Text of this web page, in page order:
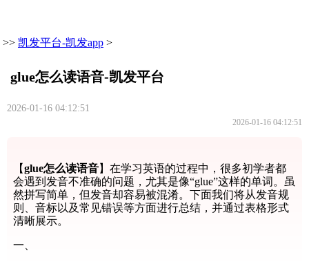
>> 凯发平台-凯发app >
glue怎么读语音-凯发平台
2026-01-16 04:12:51
2026-01-16 04:12:51
【glue怎么读语音】在学习英语的过程中，很多初学者都
会遇到发音不准确的问题，尤其是像“glue”这样的单词。虽
然拼写简单，但发音却容易被混淆。下面我们将从发音规
则、音标以及常见错误等方面进行总结，并通过表格形式
清晰展示。
一、